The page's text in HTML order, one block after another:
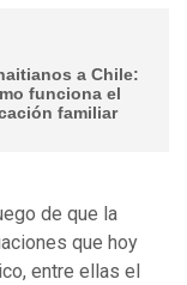
a Chile:
funciona el
familiar
de que la
que hoy
entre ellas el